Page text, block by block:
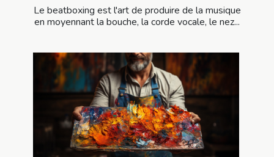
Le beatboxing est l'art de produire de la musique
en moyennant la bouche, la corde vocale, le nez...